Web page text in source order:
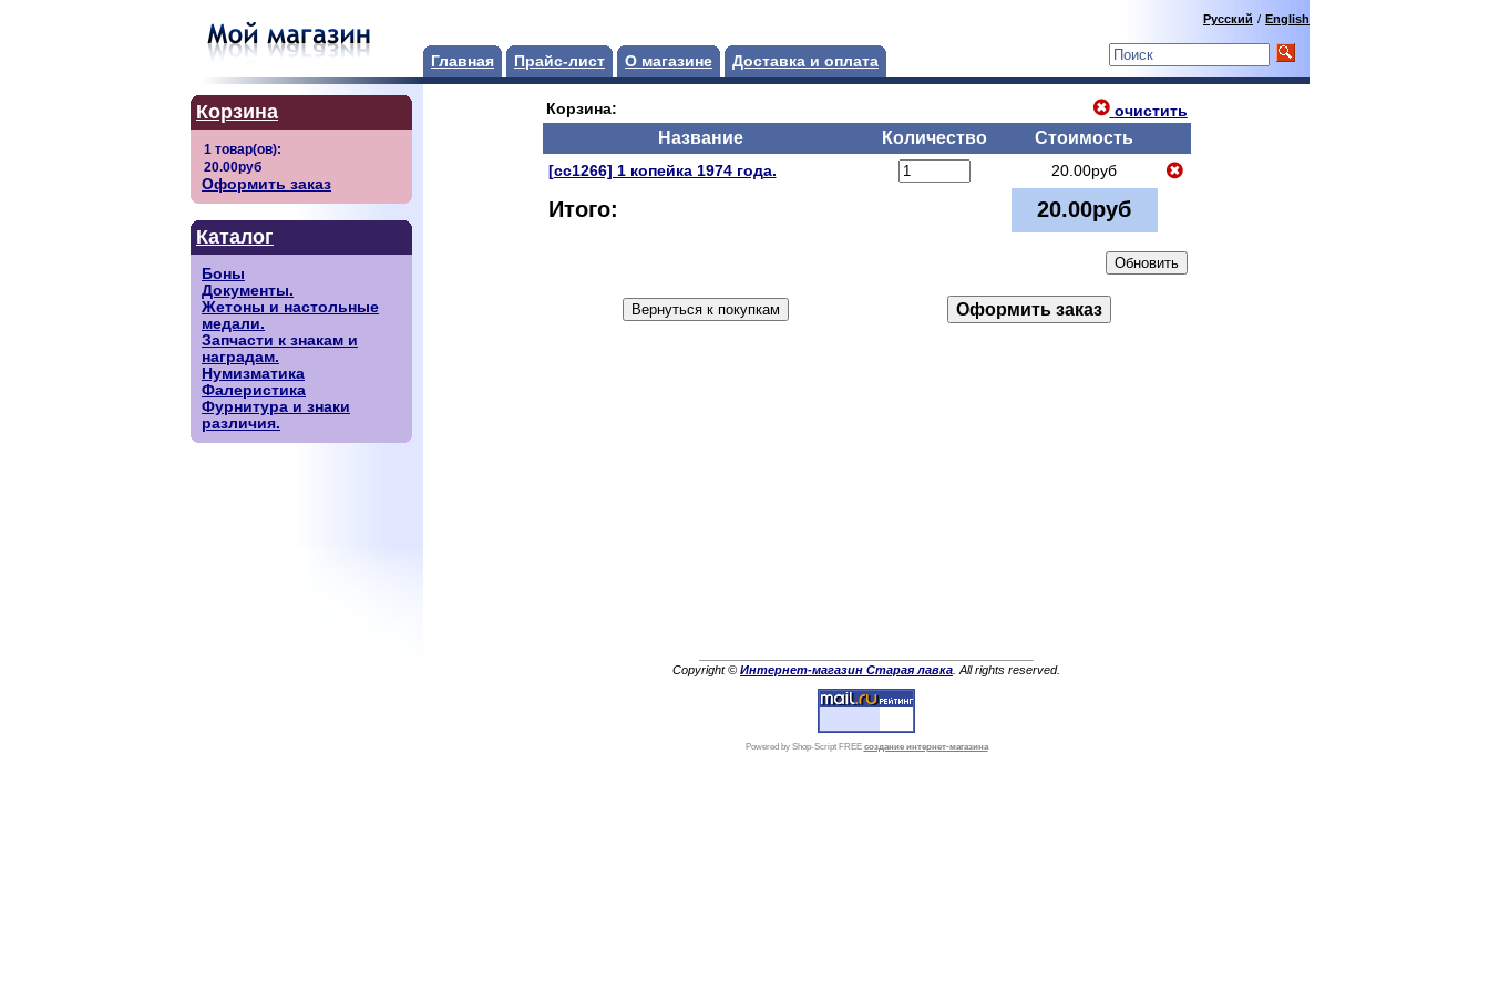
Главная Прайс-лист О магазине Доставка и оплата
Русский / English
Корзина
Оформить заказ
Каталог
Боны
Документы.
Жетоны и настольные
медали.
Запчасти к знакам и
наградам.
Нумизматика
Фалеристика
Фурнитура и знаки
различия.
Корзина: очистить
Название Количество Стоимость
[сс1266] 1 копейка 1974 года. 20.00руб
Итого: 20.00руб
Copyright © Интернет-магазин Старая лавка . All rights reserved.
Powered by Shop-Script FREE создание интернет-магазина